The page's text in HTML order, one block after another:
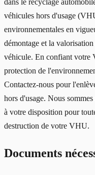
véhicules hors d'usage
environnementales en
démontage et la
véhicule. En confiant votre
protection de
Contactez-nous pour
hors d'usage. Nous
à votre disposition pour
destruction de votre VHU.
Documents